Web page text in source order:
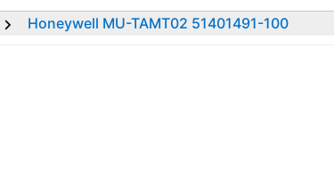
Honeywell MU-TAMT02 51401491-100